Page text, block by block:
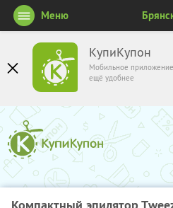
КупиКупон
Мобильное приложение
ещё удобнее
Меню